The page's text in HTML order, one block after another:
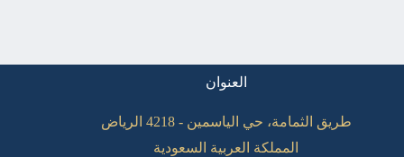
العنوان
طريق الثمامة، حي الياسمين - 4218 الرياض
المملكة العربية السعودية